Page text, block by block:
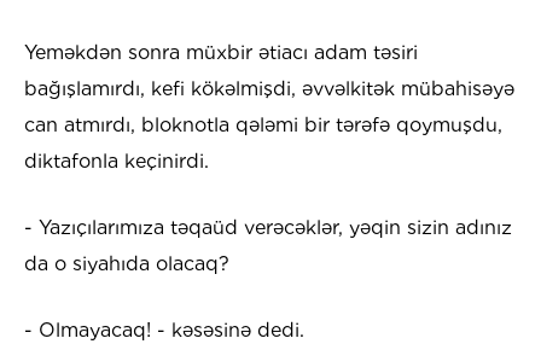
Yeməkdən sonra müxbir ətiacı adam təsiri
bağışlamırdı, kefi kökəlmişdi, əvvəlkitək mübahisəyə
can atmırdı, bloknotla qələmi bir tərəfə qoymuşdu,
diktafonla keçinirdi.
- Yazıçılarımıza təqaüd verəcəklər, yəqin sizin adınız
da o siyahıda olacaq?
- Olmayacaq! - kəsəsinə dedi.